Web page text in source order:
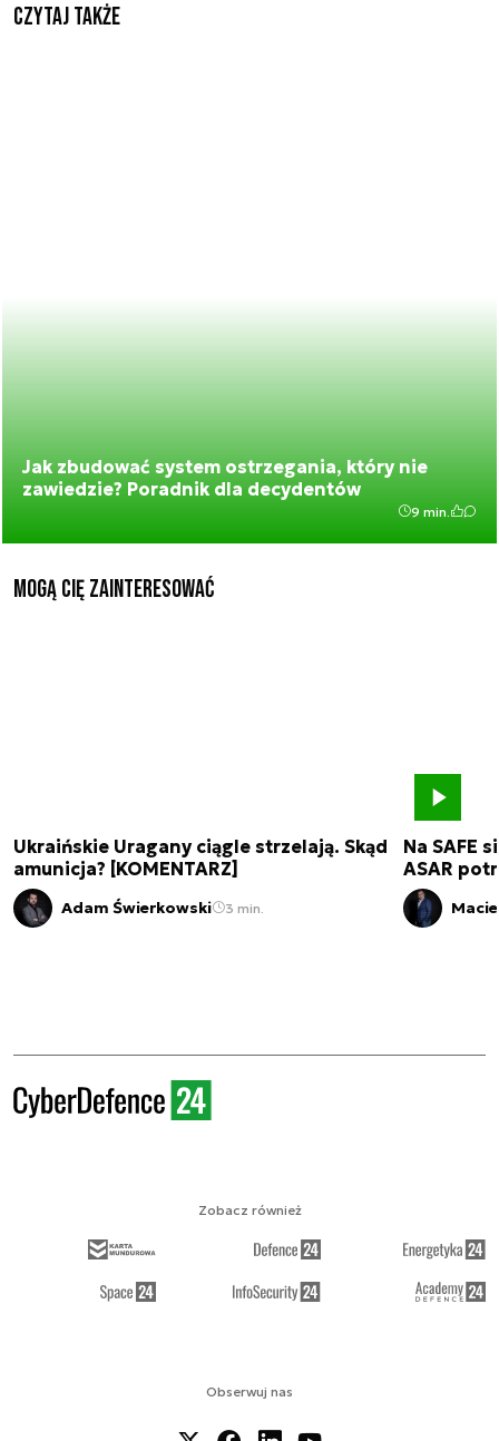
Czytaj także
Jak zbudować system ostrzegania, który nie
zawiedzie? Poradnik dla decydentów
9 min.
Mogą Cię zainteresować
Ukraińskie Uragany ciągle strzelają. Skąd
amunicja? [KOMENTARZ]
Adam Świerkowski 3 min.
Na SAFE
ASAR
Obserwuj nas
Zobacz również